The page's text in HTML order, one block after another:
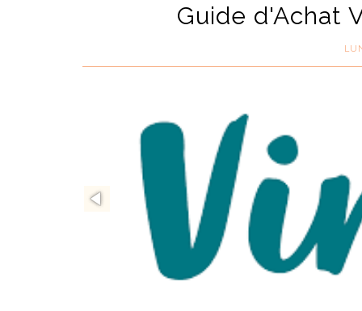
Guide d'Achat